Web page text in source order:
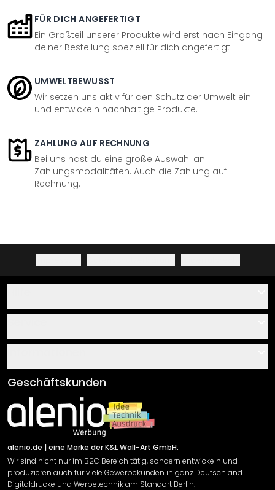
FÜR DICH ANGEFERTIGT
Ein Großteil unserer Produkte wird erst nach Eingang
deiner Bestellung speziell für dich angefertigt.
UMWELTBEWUSST
Wir setzen uns aktiv für den Schutz der Umwelt ein
und entwickeln nachhaltige Produkte.
ZAHLUNG AUF RECHNUNG
Bei uns hast du eine große Auswahl an
Zahlungsmodalitäten. Auch die Zahlung auf
Rechnung.
· ·
Über uns
Klebe- und Montageanleitungen
Newsletter An-/Abmeldung
Sendungsverfolgung
AGB
Impressum
Versand & Zahlung
Rücksendung
Widerrufsrecht
Datenschutzerklärung
Geschäftskunden
alenio.de | eine Marke der K&L Wall-Art GmbH.
Wir sind nicht nur im B2C Bereich tätig, sondern entwickeln und
produzieren auch für viele Gewerbekunden in ganz Deutschland
Digitaldrucke und Werbetechnik am Standort Berlin.